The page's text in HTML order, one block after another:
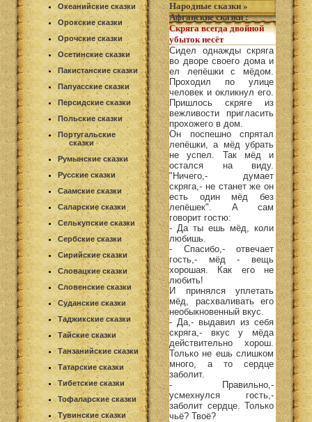
Океанийские сказки
Орокские сказки
Орочские сказки
Осетинские сказки
Пакистанские сказки
Папуасские сказки
Персидские сказки
Польские сказки
Португальские
сказки
Румынские сказки
Русские сказки
Саамские сказки
Саларские сказки
Селькупские сказки
Сербские сказки
Сирийские сказки
Словацкие сказки
Словенские сказки
Суданские сказки
Таджикские сказки
Тайские сказки
Танзанийские сказки
Татарские сказки
Тибетские сказки
Тофаларские сказки
Тувинские сказки
Народные сказки »
Афганские сказки:
Скряга всегда двойной
убыток несёт
Сидел однажды скряга
во дворе своего дома и
ел лепёшки с мёдом.
Проходил по улице
человек и окликнул его.
Пришлось скряге из
вежливости пригласить
прохожего в дом.
Он поспешно спрятал
лепёшки, а мёд убрать
не успел. Так мёд и
остался на виду.
"Ничего,- думает
скряга,- не станет же он
есть один мёд без
лепёшек". А сам
говорит гостю:
- Да ты ешь мёд, коли
любишь.
- Спасибо,- отвечает
гость,- мёд - вещь
хорошая. Как его не
любить!
И принялся уплетать
мёд, расхваливать его
необыкновенный вкус.
- Да,- выдавил из себя
скряга,- вкус у мёда
действительно хорош.
Только не ешь слишком
много, а то сердце
заболит.
- Правильно,-
усмехнулся гость,-
заболит сердце. Только
чьё? Твоё?